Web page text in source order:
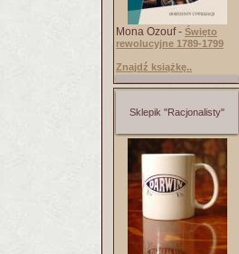
Mona Ozouf - Święto
rewolucyjne 1789-1799
Znajdź książkę..
Sklepik "Racjonalisty"